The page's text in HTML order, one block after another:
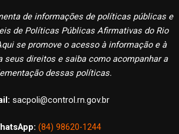
de informações de políticas públicas e
de Políticas Públicas Afirmativas do Rio
se promove o acesso à informação e à
seus direitos e saiba como acompanhar a
dessas políticas.
sacpoli@control.rn.gov.br
(84) 98620-1244